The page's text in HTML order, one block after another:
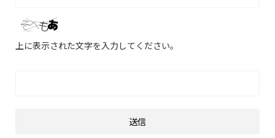
上に表示された文字を入力してください。